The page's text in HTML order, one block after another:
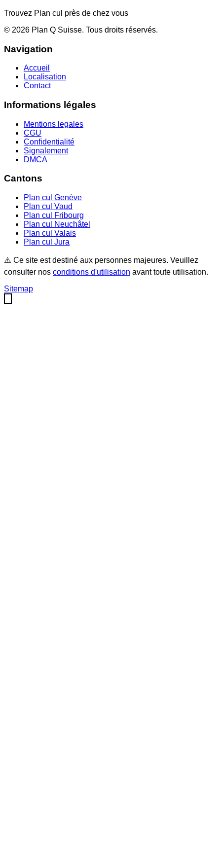
Trouvez Plan cul près de chez vous
© 2026 Plan Q Suisse. Tous droits réservés.
Navigation
Accueil
Localisation
Contact
Informations légales
Mentions legales
CGU
Confidentialité
Signalement
DMCA
Cantons
Plan cul Genève
Plan cul Vaud
Plan cul
Fribourg
Plan cul
Neuchâtel
Plan cul Valais
Plan cul Jura
⚠️ Ce site est destiné aux personnes majeures. Veuillez
consulter nos conditions d'utilisation avant toute utilisation.
Sitemap